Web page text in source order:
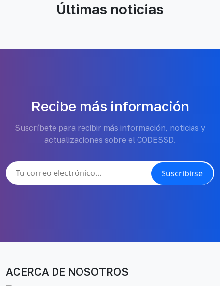
Últimas noticias
Recibe más información
Suscríbete para recibir más información, noticias y
actualizaciones sobre el CODESSD.
Suscribirse
ACERCA DE NOSOTROS